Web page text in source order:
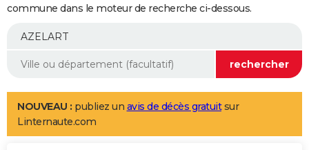
Essais
Réserver un essai
Citadines
Berlines
SUV
Forum auto
+
Mobiles
Meilleur smartphone
Internet
Ordinateurs
Jeux vidéo
Guide high-tech
Aménagement intérieur
LIFESTYLE
Art de vivre
Bien-être
Loisirs
Mode
Modes de vie
commune dans le moteur de recherche ci-dessous.
NOUVEAU : publiez un avis de décès gratuitsur
Linternaute.com